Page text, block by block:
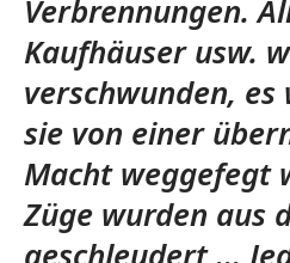
Verbrennungen.
Kaufhäuser usw.
verschwunden, es
sie von einer
Macht weggefegt
Züge wurden aus